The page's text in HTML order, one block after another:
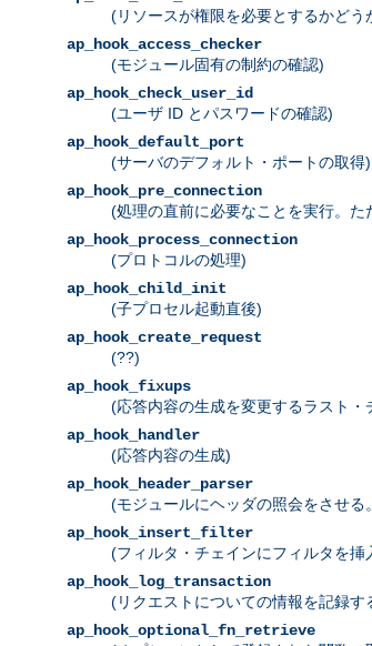
(リソースが権限を必要とするかどう
ap_hook_access_checker
(モジュール固有の制約の確認)
ap_hook_check_user_id
(ユーザ ID とパスワードの確認)
ap_hook_default_port
(サーバのデフォルト・ポートの取得)
ap_hook_pre_connection
(処理の直前に必要なことを実行。
ap_hook_process_connection
(プロトコルの処理)
ap_hook_child_init
(子プロセル起動直後)
ap_hook_create_request
(??)
ap_hook_fixups
(応答内容の生成を変更するラスト・
ap_hook_handler
(応答内容の生成)
ap_hook_header_parser
(モジュールにヘッダの照会をさせ
ap_hook_insert_filter
(フィルタ・チェインにフィルタを挿
ap_hook_log_transaction
(リクエストについての情報を記録す
ap_hook_optional_fn_retrieve